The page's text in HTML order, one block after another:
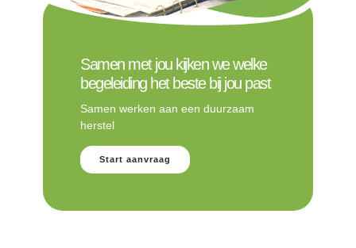
Samen met jou kijken we welke
begeleiding het beste bij jou past
Samen werken aan een duurzaam
herstel
Start aanvraag